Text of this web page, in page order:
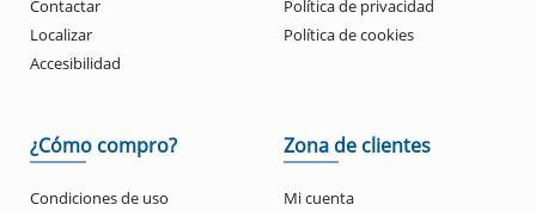
Contactar
Localizar
Accesibilidad
Política de privacidad
Política de cookies
¿Cómo compro?
Condiciones de uso
Zona de clientes
Mi cuenta